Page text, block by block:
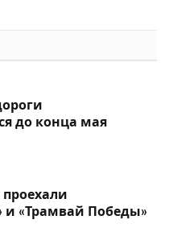
до конца мая
и «Трамвай Победы»